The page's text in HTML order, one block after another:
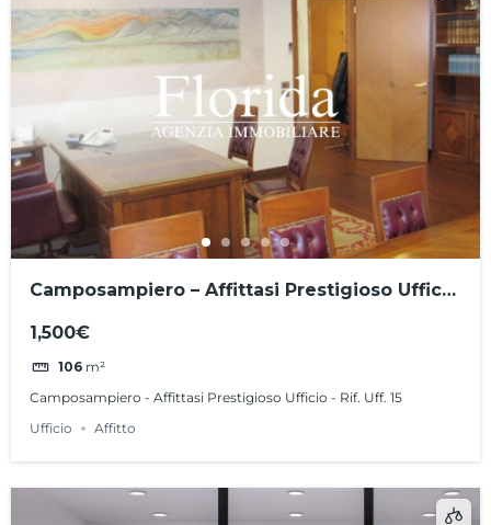
Camposampiero – Affittasi Prestigioso Ufficio
1,500€
106 m²
Camposampiero - Affittasi Prestigioso Ufficio - Rif. Uff. 15
Ufficio
Affitto